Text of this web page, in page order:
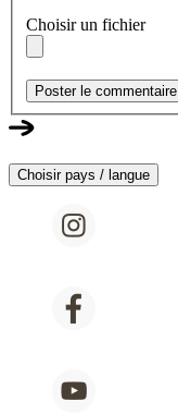
Choisir un fichier
Poster le commentaire
Choisir pays / langue